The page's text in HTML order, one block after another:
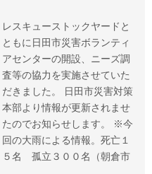
レスキューストックヤードと
ともに日田市災害ボランティ
アセンターの開設、ニーズ調
査等の協力を実施させていた
だきました。 日田市災害対策
本部より情報が更新されませ
たのでお知らせします。 ※今
回の大雨による情報。死亡１
５名 孤立３００名（朝倉市